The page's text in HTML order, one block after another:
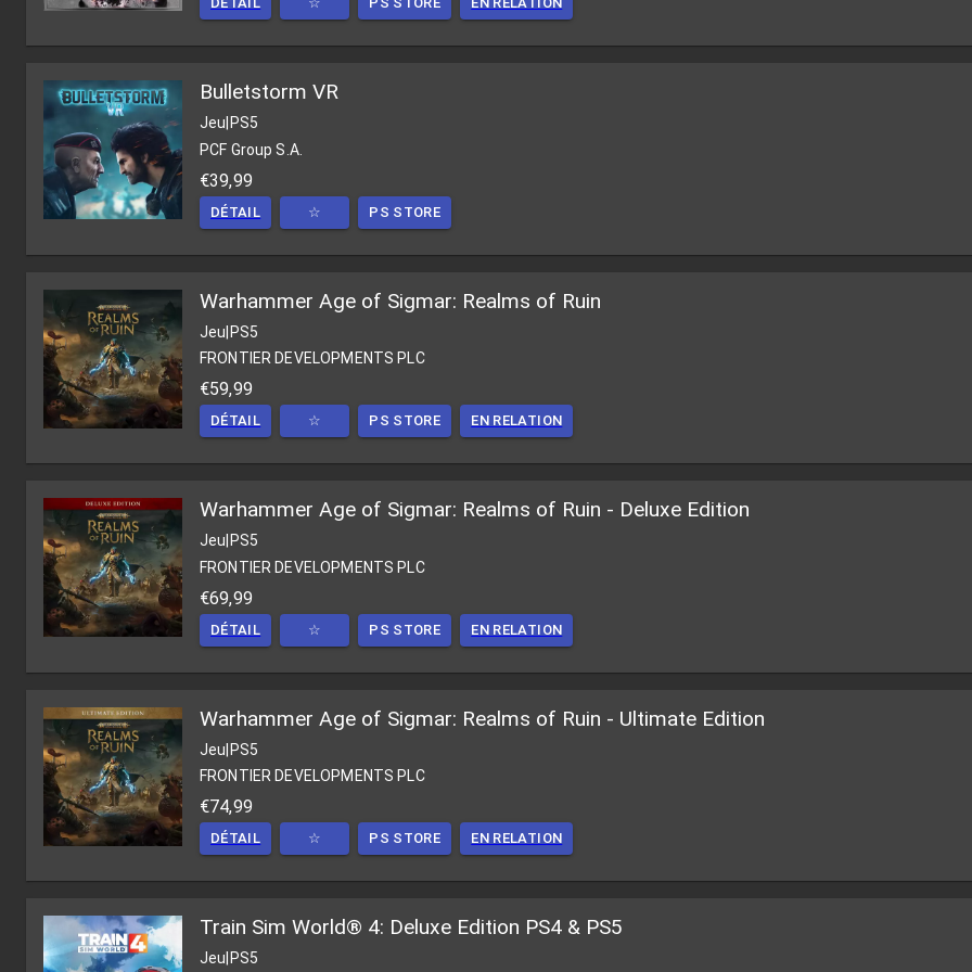
Bulletstorm VR
Jeu PS5
PCF Group S.A.
€39,99
DÉTAIL ☆ PS STORE
Warhammer Age of Sigmar: Realms of Ruin
Jeu|PS5
FRONTIER DEVELOPMENTS PLC
€59,99
DÉTAIL ☆ PS STORE EN RELATION
Warhammer Age of Sigmar: Realms of Ruin - Deluxe Edition
Jeu PS5
FRONTIER DEVELOPMENTS PLC
€69,99
DÉTAIL ☆ PS STORE EN RELATION
Warhammer Age of Sigmar: Realms of Ruin - Ultimate Edition
Jeu|PS5
FRONTIER DEVELOPMENTS PLC
€74,99
DÉTAIL ☆ PS STORE EN RELATION
Train Sim World® 4: Deluxe Edition PS4 & PS5
Jeu PS5